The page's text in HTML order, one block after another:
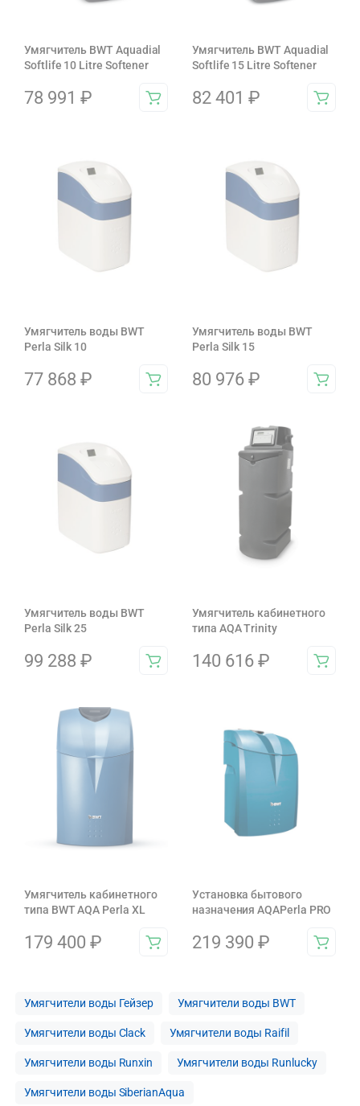
Умягчитель BWT Aquadial
Softlife 10 Litre Softener
78 991 ₽
Умягчитель BWT Aquadial
Softlife 15 Litre Softener
82 401 ₽
Умягчитель воды BWT
Perla Silk 10
77 868 ₽
Умягчитель воды BWT
Perla Silk 15
80 976 ₽
Умягчитель воды BWT
Perla Silk 25
99 288 ₽
Умягчитель кабинетного
типа AQA Trinity
140 616 ₽
Умягчитель кабинетного
типа BWT AQA Perla XL
179 400 ₽
Установка бытового
назначения AQAPerla PRO
219 390 ₽
Умягчители воды Гейзер Умягчители воды BWT
Умягчители воды Clack Умягчители воды Raifil
Умягчители воды Runxin Умягчители воды Runlucky
Умягчители воды SiberianAqua